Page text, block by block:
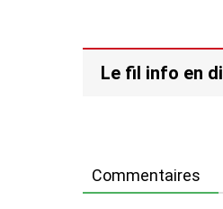
Le fil info en
Commentaires